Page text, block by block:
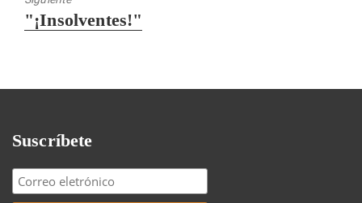
Entrada
"¡Insolventes!"
Suscríbete